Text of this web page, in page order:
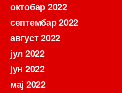
октобар 2022
септембар 2022
август 2022
јул 2022
јун 2022
мај 2022